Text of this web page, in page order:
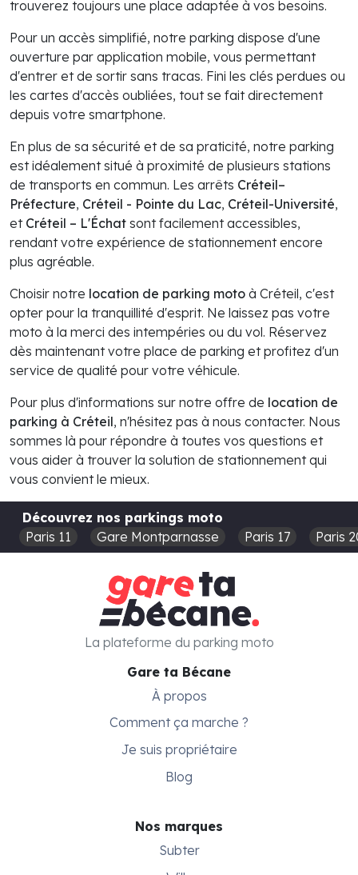
trouverez toujours une place adaptée à vos besoins.
Pour un accès simplifié, notre parking dispose d'une
ouverture par application mobile, vous permettant
d'entrer et de sortir sans tracas. Fini les clés perdues ou
les cartes d'accès oubliées, tout se fait directement
depuis votre smartphone.
En plus de sa sécurité et de sa praticité, notre parking
est idéalement situé à proximité de plusieurs stations
de transports en commun. Les arrêts Créteil–
Préfecture, Créteil - Pointe du Lac, Créteil-Université,
et Créteil – L'Échat sont facilement accessibles,
rendant votre expérience de stationnement encore
plus agréable.
Choisir notre location de parking moto à Créteil, c'est
opter pour la tranquillité d'esprit. Ne laissez pas votre
moto à la merci des intempéries ou du vol. Réservez
dès maintenant votre place de parking et profitez d'un
service de qualité pour votre véhicule.
Pour plus d'informations sur notre offre de location de
parking à Créteil, n'hésitez pas à nous contacter. Nous
sommes là pour répondre à toutes vos questions et
vous aider à trouver la solution de stationnement qui
vous convient le mieux.
Découvrez nos parkings moto
Paris 11
Gare Montparnasse Paris 17 Paris
Gare ta Bécane
À propos
Comment ça marche ?
Je suis propriétaire
Blog
Nos marques
Subter
La plateforme du parking moto